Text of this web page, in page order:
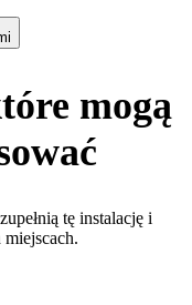
mogą
tę instalację i